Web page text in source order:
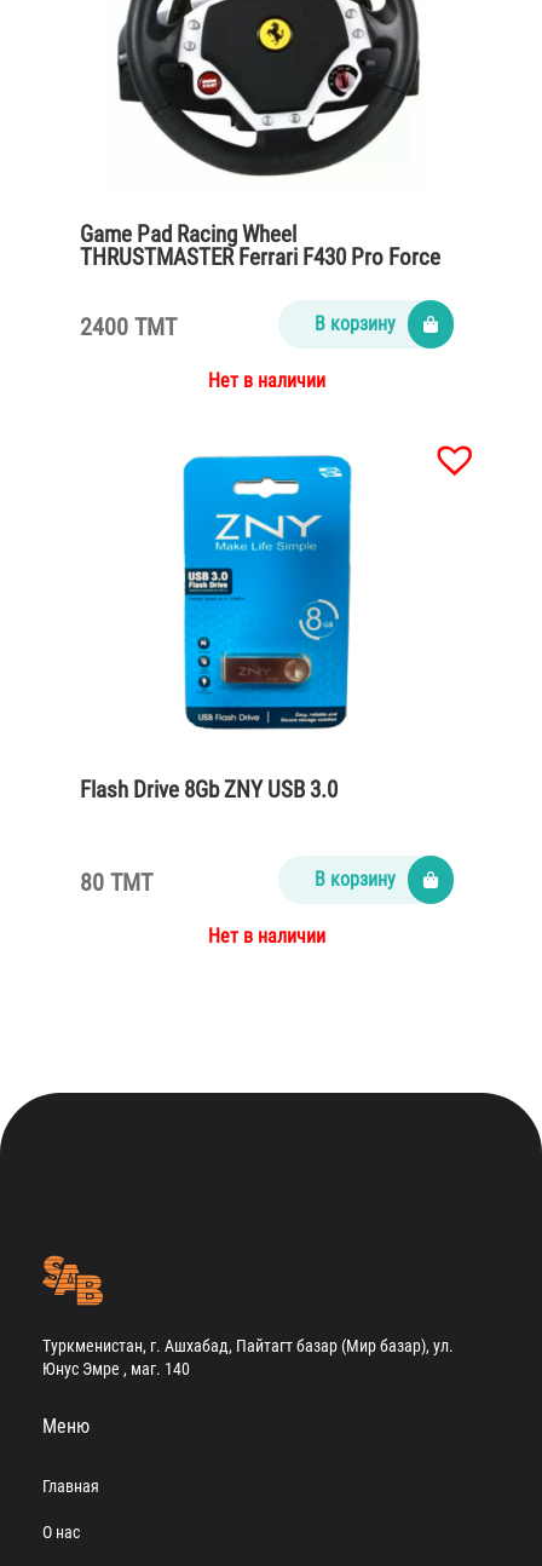
Game Pad Racing Wheel
THRUSTMASTER Ferrari F430 Pro Force
2400 TMT В корзину
Нет в наличии
Flash Drive 8Gb ZNY USB 3.0
80 TMT В корзину
Нет в наличии
Туркменистан, г. Ашхабад, Пайтагт базар (Мир базар), ул.
Юнус Эмре , маг. 140
Меню
Главная
О нас